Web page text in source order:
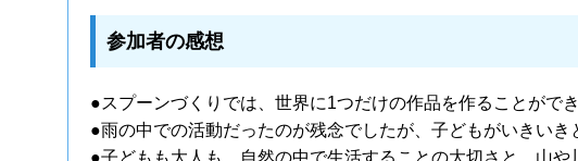
参加者の感想
●スプーンづくりでは、世界に1つだけの作品を作ることがで
●雨の中での活動だったのが残念でしたが、子どもがいきいき
●子どもも大人も、自然の中で生活することの大切さと、山や